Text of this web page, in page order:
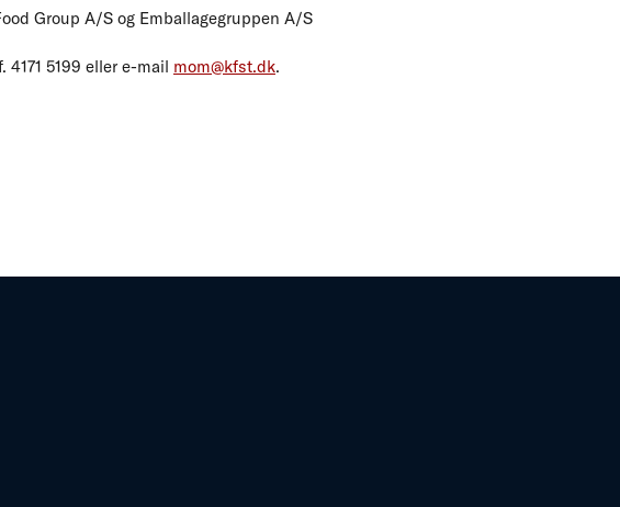
Group A/S og Emballagegruppen A/S
5199 eller e-mail mom@kfst.dk.